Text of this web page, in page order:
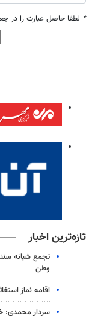
* لطفا حاصل عبارت را در
تازه‌ترین اخبار
تجمع شبانه
وطن
اقامه نماز
سردار محمدی: